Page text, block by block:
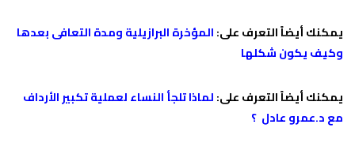
يمكنك أيضاً التعرف على:المؤخرة البرازيلية ومدة التعافى بعدها
وكيف يكون شكلها
يمكنك أيضاً التعرف على:لماذا تلجأ النساء لعملية تكبير الأرداف
مع د.عمرو عادل؟